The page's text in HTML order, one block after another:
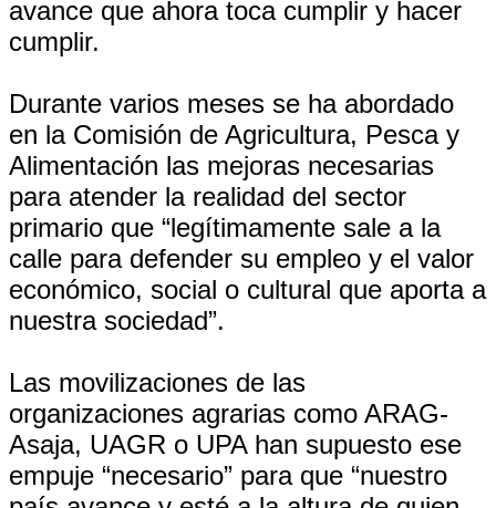
avance que ahora toca cumplir y hacer
cumplir.
Durante varios meses se ha abordado
en la Comisión de Agricultura, Pesca y
Alimentación las mejoras necesarias
para atender la realidad del sector
primario que “legítimamente sale a la
calle para defender su empleo y el valor
económico, social o cultural que aporta a
nuestra sociedad”.
Las movilizaciones de las
organizaciones agrarias como ARAG-
Asaja, UAGR o UPA han supuesto ese
empuje “necesario” para que “nuestro